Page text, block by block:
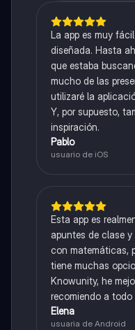
La app es muy
diseñada. Hasta
que estaba
mucho de las
utilizaré la
Y, por supuesto,
inspiración.
Pablo
usuario de iOS
Esta app es
apuntes de clase y
con matemáticas,
tiene muchas
Knowunity, he
recomiendo a todo
Elena
usuaria de Android